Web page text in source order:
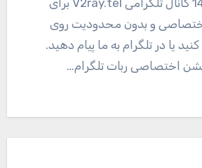
و بدون محدودیت روی
یا در تلگرام به ما پیام دهید.
اختصاصی ربات تلگرام…